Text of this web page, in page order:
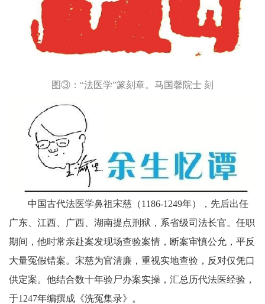
图③：“法医学”篆刻章。马国馨院士 刻
中国古代法医学鼻祖宋慈（1186-1249年），先后出任
广东、江西、广西、湖南提点刑狱，系省级司法长官。任职
期间，他时常亲赴案发现场查验案情，断案审慎公允，平反
大量冤假错案。宋慈为官清廉，重视实地查验，反对仅凭口
供定案。他结合数十年验尸办案实操，汇总历代法医经验，
于1247年编撰成《洗冤集录》。